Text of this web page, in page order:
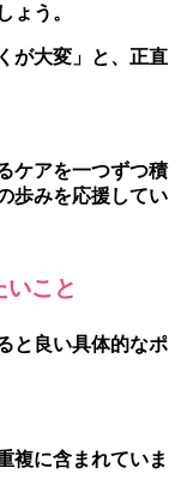
ょう。
が大変」と、正直
ケアを一つずつ積
歩みを応援してい
いこと
と良い具体的なポ
複に含まれていま